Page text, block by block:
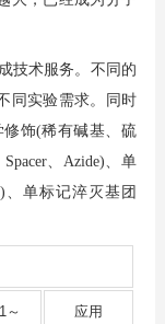
技术服务。不同的
同实验需求。同时
饰(稀有碱基、硫
、Azide)、单
单标记淬灭基团
～
应用